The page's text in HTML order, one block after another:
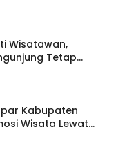
Wisatawan,
Tetap
Kabupaten
Wisata Lewat